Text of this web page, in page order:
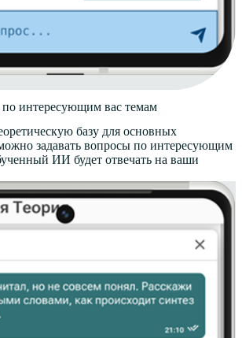
по интересующим вас темам
базу для основных
задавать вопросы по интересующим
ИИ будет отвечать на ваши